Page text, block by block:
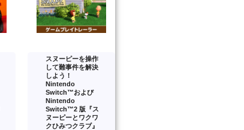
スヌーピーを操作
して難事件を解決
しよう！
Nintendo
Switch™および
Nintendo
Switch™2 版『ス
ヌーピーとワクワ
クひみつクラブ』